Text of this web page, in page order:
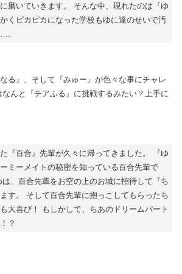
磨いていきます。 そんな中、現れたのは『ゆ
くピカピカになった学校もゆに達のせいで汚
。
なる』、そして『みゅー』が色々な事にチャレ
んと『チアふる』に挑戦するみたい？上手に
『百合』先輩が久々に帰ってきました。 『ゆ
ミーメイトの秘密を知っている百合先輩で
、百合先輩をお空の上のお城に招待して『ち
す。 そして百合先輩に抱っこしてもらったち
大喜び！ もしかして、ちあのドリームパート
？